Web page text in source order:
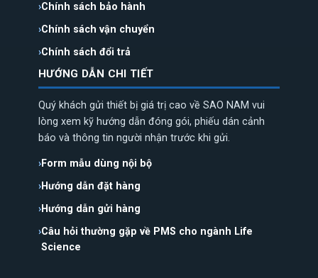
Chính sách bảo hành
Chính sách vận chuyển
Chính sách đổi trả
HƯỚNG DẪN CHI TIẾT
Quý khách gửi thiết bị giá trị cao về SAO NAM vui
lòng xem kỹ hướng dẫn đóng gói, phiếu dán cảnh
báo và thông tin người nhận trước khi gửi.
Form mẫu dùng nội bộ
Hướng dẫn đặt hàng
Hướng dẫn gửi hàng
Câu hỏi thường gặp về PMS cho ngành Life
Science